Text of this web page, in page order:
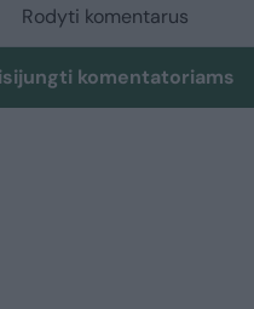
Rodyti komentarus
komentatoriams